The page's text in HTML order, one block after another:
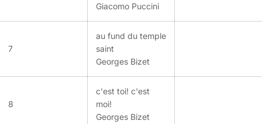
Giacomo Puccini
7
au fund du temple
saint
Georges Bizet
8
c'est toi! c'est
moi!
Georges Bizet